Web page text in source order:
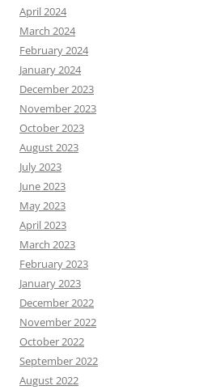
April 2024
March 2024
February 2024
January 2024
December 2023
November 2023
October 2023
August 2023
July 2023
June 2023
May 2023
April 2023
March 2023
February 2023
January 2023
December 2022
November 2022
October 2022
September 2022
August 2022